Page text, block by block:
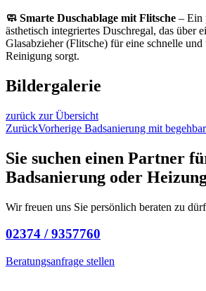
🧼 Smarte Duschablage mit Flitsche – Ein
ästhetisch integriertes Duschregal, das über
Glasabzieher (Flitsche) für eine schnelle
Reinigung sorgt.
Bildergalerie
zurück zur Übersicht
ZurückVorherige Badsanierung mit
Sie suchen einen Partner
Badsanierung oder
Wir freuen uns Sie persönlich beraten zu
02374 / 9357760
Beratungsanfrage stellen